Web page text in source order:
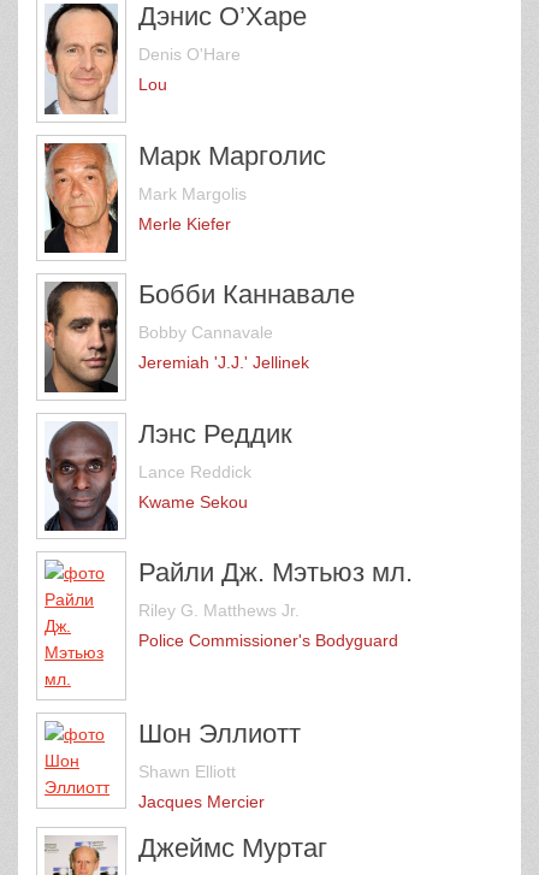
Дэнис О’Харе
Denis O'Hare
Lou
Марк Марголис
Mark Margolis
Merle Kiefer
Бобби Каннавале
Bobby Cannavale
Jeremiah 'J.J.' Jellinek
Лэнс Реддик
Lance Reddick
Kwame Sekou
Райли Дж. Мэтьюз мл.
Riley G. Matthews Jr.
Police Commissioner's Bodyguard
Шон Эллиотт
Shawn Elliott
Jacques Mercier
Джеймс Муртаг